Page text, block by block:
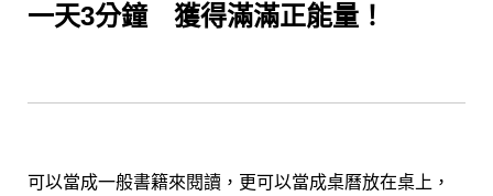
一天3分鐘 獲得滿滿正能量！
可以當成一般書籍來閱讀，更可以當成桌曆放在桌上，